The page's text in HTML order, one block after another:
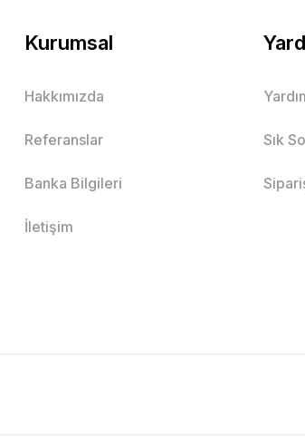
Kurumsal
Hakkımızda
Referanslar
Banka Bilgileri
İletişim
Sık